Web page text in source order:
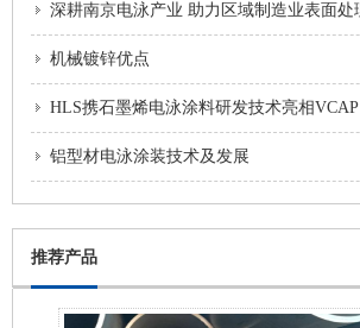
机械镀锌优点
HLS携石墨烯电泳涂料研发技术亮相VCAP
铝型材电泳涂装技术及发展
推荐产品